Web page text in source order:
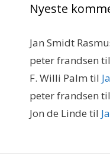
Nyeste
Jan Smidt
peter frandsen til
F. Willi Palm til
peter frandsen til
Jon de Linde til